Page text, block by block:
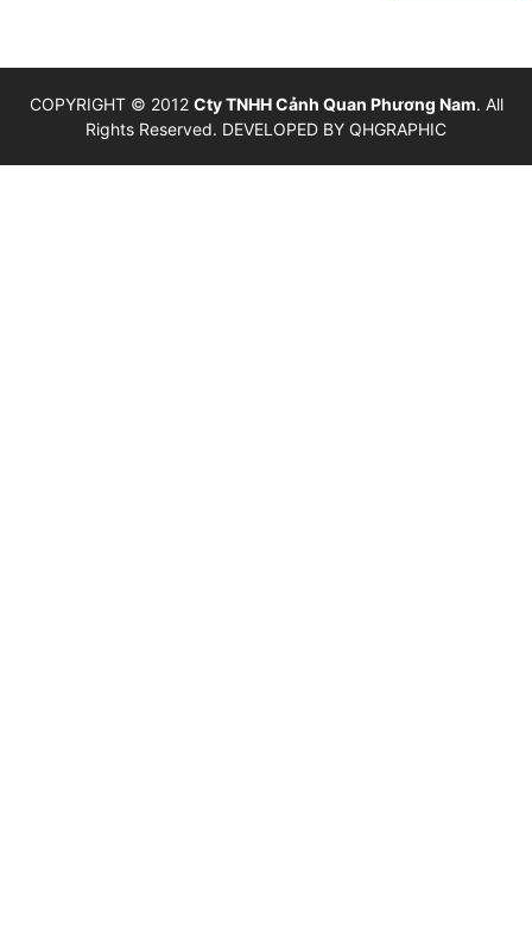
COPYRIGHT © 2012 Cty TNHH Cảnh Quan Phương Nam. All
Rights Reserved. DEVELOPED BY QHGRAPHIC